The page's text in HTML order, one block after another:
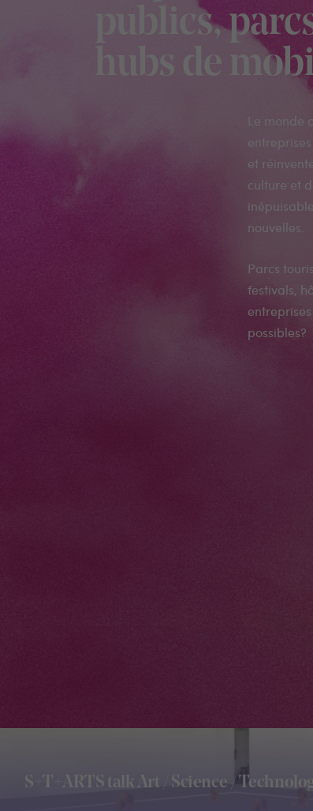
publics,
hubs de
Le monde
et
culture et
nouvelles.
Parcs
festivals,
possibles?
S+T+ARTS talk Art / Science /